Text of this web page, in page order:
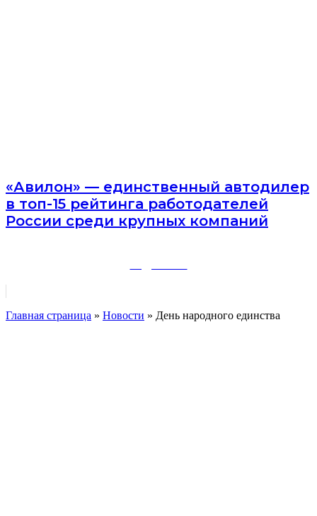
«Авилон» — единственный автодилер
в топ-15 рейтинга работодателей
России среди крупных компаний
Главная страница » Новости » День народного единства